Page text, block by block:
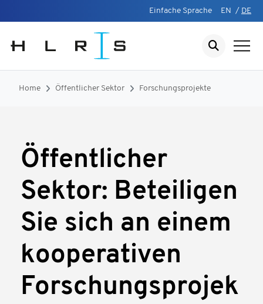
Einfache Sprache EN / DE
Home Öffentlicher Sektor Forschungsprojekte
Öffentlicher
Sektor: Beteiligen
Sie sich an einem
kooperativen
Forschungsprojek